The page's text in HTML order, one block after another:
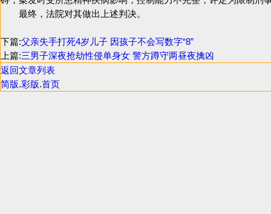
最终，法院对其做出上述判决。
下篇:父亲失手打死4岁儿子 因孩子不会写数字“8”
上篇:三男子深夜抢劫性侵单身女 警方蹲守两昼夜擒凶
返回文章列表
简版.彩版.首页